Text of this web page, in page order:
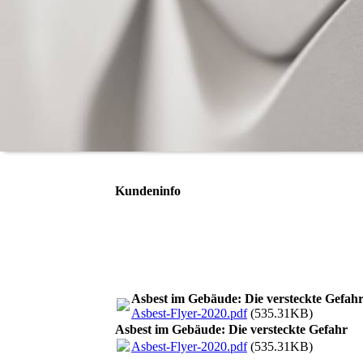
Kundeninfo
Asbest im Gebäude: Die versteckte Gefahr
Asbest-Flyer-2020.pdf(535.31KB)
Asbest im Gebäude: Die versteckte Gefahr
Asbest-Flyer-2020.pdf(535.31KB)